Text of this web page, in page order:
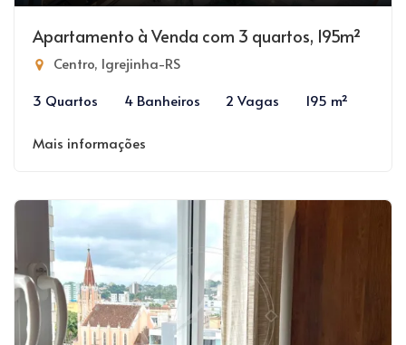
Apartamento à Venda com 3 quartos, 195m²
Centro, Igrejinha-RS
3 Quartos
4 Banheiros 2 Vagas 195 m²
Mais informações